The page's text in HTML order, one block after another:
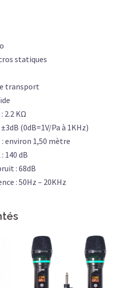
statiques
transport
2.2 KΩ
(0dB=1V/Pa à 1KHz)
environ 1,50 mètre
140 dB
: 68dB
: 50Hz – 20KHz